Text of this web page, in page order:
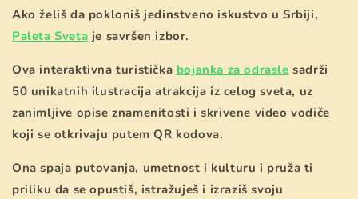
Ako želiš da pokloniš jedinstveno iskustvo u Srbiji,
Paleta Sveta je savršen izbor.
Ova interaktivna turistička bojanka za odrasle sadrži
50 unikatnih ilustracija atrakcija iz celog sveta, uz
zanimljive opise znamenitosti iskrivene video vodiče
koji se otkrivaju putem QR kodova.
Ona spaja putovanja, umetnost i kulturu i pruža ti
priliku da se opustiš, istražuješ i izraziš svoju